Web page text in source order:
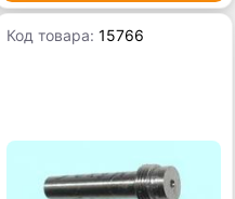
Код товара:15766